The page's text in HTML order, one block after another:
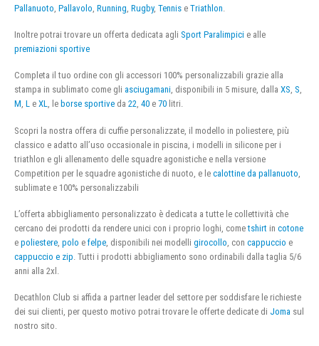
Pallanuoto Pallavolo Running Rugby, Tennis e Triathlon
Inoltre potrai trovare un offerta dedicata agli Sport Paralimpici e alle
premiazioni sportive
Completa il tuo ordine con gli accessori 100% personalizzabili grazie alla
stampa in sublimato come gli asciugamani, disponibili in 5 misure, dalla XS, S,
M, L e XL, le borse sportive da 22, 40 e 70 litri.
Scopri la nostra offera di cuffie personalizzate, il modello in poliestere, più
classico e adatto all’uso occasionale in piscina, i modelli in silicone per i
triathlon e gli allenamento delle squadre agonistiche e nella versione
Competition per le squadre agonistiche di nuoto, e le calottine da pallanuoto
sublimate e 100% personalizzabili
L’offerta abbigliamento personalizzato è dedicata a tutte le collettività che
cercano dei prodotti da rendere unici con i proprio loghi, cometshirt in cotone
e poliestere polo e felpe , disponibili nei modelli girocollo , con cappuccio e
cappuccio e zip . Tutti i prodotti abbigliamento sono ordinabili dalla taglia 5/6
anni alla 2xl.
Decathlon Club si affida a partner leader del settore per soddisfare le richieste
dei sui clienti, per questo motivo potrai trovare le offerte dedicate di Joma sul
nostro sito.